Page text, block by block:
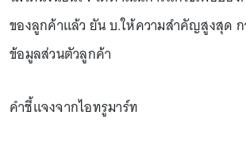
ของลูกค้าแล้ว ยัน บ.ให้ความสำคัญสูงสุด
ข้อมูลส่วนตัวลูกค้า
คำชี้แจงจากไอทรูมาร์ท